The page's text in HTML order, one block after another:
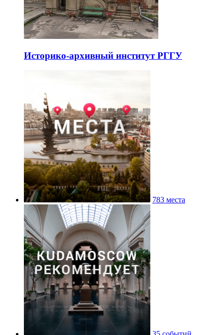
Историко-архивный институт РГГУ
783 места